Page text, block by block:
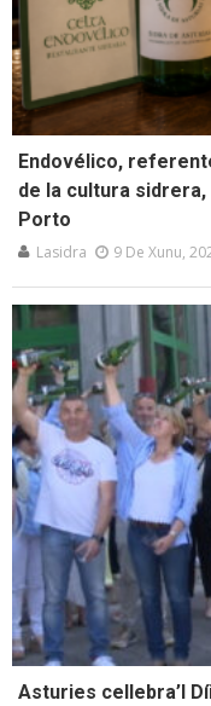
Endovélico,
de la cultura
Porto
Lasidra 9 De Xunu,
Asturies cellebra’l